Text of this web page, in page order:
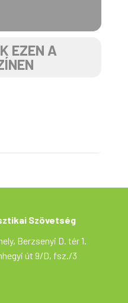
EZEN A
Szövetség
Berzsenyi D. tér 1.
út 9/D, fsz./3